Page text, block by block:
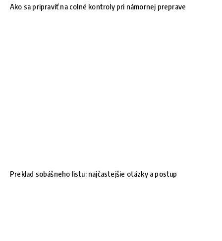
Ako sa pripraviť na colné kontroly pri námornej preprave
Preklad sobášneho listu: najčastejšie otázky a postup